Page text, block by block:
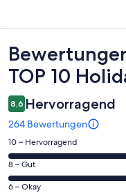
Bewertungen
TOP 10
8,6 Hervorragend
264 Bewertungen
118
von
insgesamt
264
10 – Hervorragend
113
von
8 – Gut
23
6 – Okay